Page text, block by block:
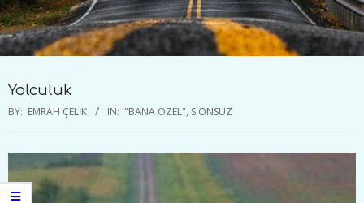
Yolculuk
BY: EMRAH ÇELIK IN: "BANA ÖZEL", S'ONSUZ